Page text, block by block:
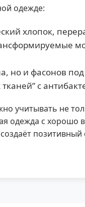
одежде:
хлопок,
но и фасонов
с
учитывать не
одежда с хорошо
позитивный